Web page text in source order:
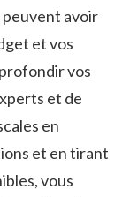
peuvent avoir
⁤et vos⁤
vos
et de
en
et en tirant
vous